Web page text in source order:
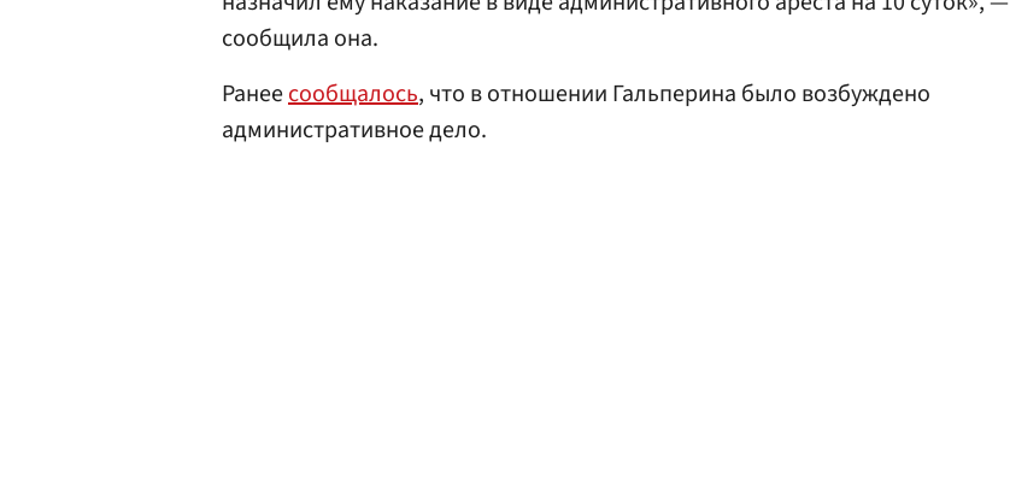
сообщила она.
Ранеесообщалось, что в отношении Гальперина было возбуждено
административное дело.